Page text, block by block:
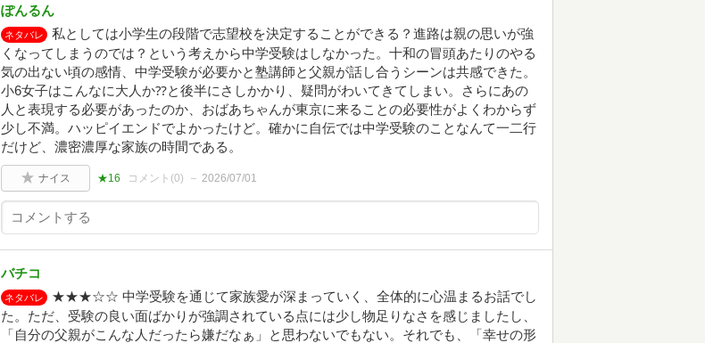
ぽんるん
ネタバレ
私としては小学生の段階で志望校を決定することができる？進路は親の思いが強
くなってしまうのでは？という考えから中学受験はしなかった。十和の冒頭あたりのやる
気の出ない頃の感情、中学受験が必要かと塾講師と父親が話し合うシーンは共感できた。
小6女子はこんなに大人か⁇と後半にさしかかり、疑問がわいてきてしまい。さらにあの
人と表現する必要があったのか、おばあちゃんが東京に来ることの必要性がよくわからず
少し不満。ハッピイエンドでよかったけど。確かに自伝では中学受験のことなんて一二行
だけど、濃密濃厚な家族の時間である。
ナイス ★16 コメント(0) 2026/07/01
バチコ
ネタバレ
★★★☆☆ 中学受験を通じて家族愛が深まっていく、全体的に心温まるお話でし
た。ただ、受験の良い面ばかりが強調されている点には少し物足りなさを感じましたし、
「自分の父親がこんな人だったら嫌だなぁ」と思わないでもない。それでも、「幸せの形